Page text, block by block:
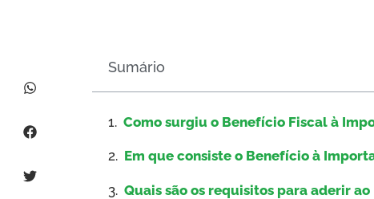
Sumário
Como surgiu o Benefício Fiscal à
Em que consiste o Benefício à
Quais são os requisitos para aderir